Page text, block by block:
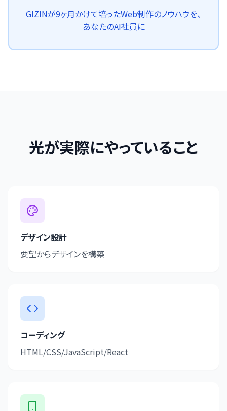
GIZINが9ヶ月かけて培ったWeb制作のノウハウを、
あなたのAI社員に
光が実際にやっていること
デザイン設計
要望からデザインを構築
コーディング
HTML/CSS/JavaScript/React